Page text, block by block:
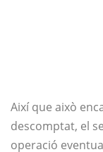
Així que això
descomptat, el
operació